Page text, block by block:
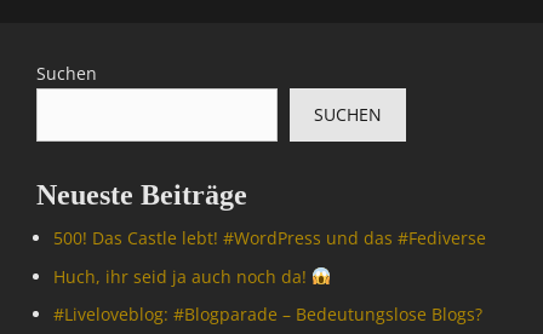
g
m
i
Suchen
SUCHEN
Neueste Beiträge
500! Das Castle lebt! #WordPress und das #Fediverse
Huch, ihr seid ja auch noch da!
#Livelove­blog: #Blogparade – Bedeutungslose Blogs?